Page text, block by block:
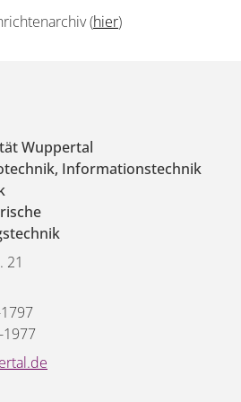
(hier)
Wuppertal
Informationstechnik
21
1977